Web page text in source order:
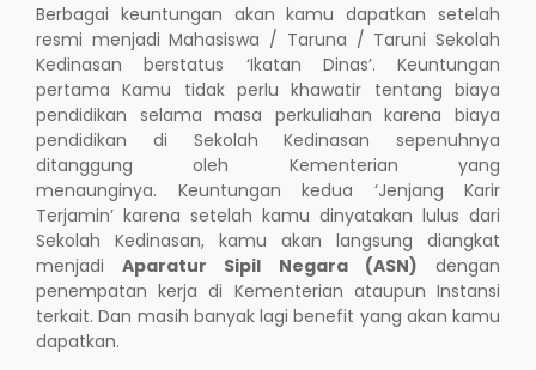
Berbagai keuntungan akan kamu dapatkan setelah
resmi menjadi Mahasiswa / Taruna / Taruni Sekolah
Kedinasan berstatus ‘Ikatan Dinas’. Keuntungan
pertama Kamu tidak perlu khawatir tentang biaya
pendidikan selama masa perkuliahan karena biaya
pendidikan di Sekolah Kedinasan sepenuhnya
ditanggung oleh Kementerian yang
menaunginya. Keuntungan kedua ‘Jenjang Karir
Terjamin’ karena setelah kamu dinyatakan lulus dari
Sekolah Kedinasan, kamu akan langsung diangkat
menjadiAparatur Sipil Negara (ASN) dengan
penempatan kerja di Kementerian ataupun Instansi
terkait. Dan masih banyak lagi benefit yang akan kamu
dapatkan.